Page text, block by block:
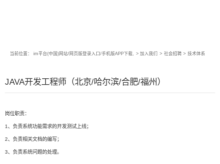
当前位置： im平台(中国)网站/网页版登录入口/手机版APP下载, > 加入我们 > 社会招聘 > 技术体系
JAVA开发工程师（北京/哈尔滨/合肥/福州）
岗位职责：
1、负责系统功能需求的开发测试上线；
2、负责相关文档的编写；
3、负责系统问题的处理。